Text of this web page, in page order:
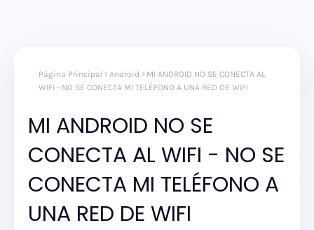
Página Principal Android
MI ANDROID NO SE CONECTA AL
WIFI - NO SE CONECTA MI TELÉFONO A UNA RED DE WIFI
MI ANDROID NO SE
CONECTA AL WIFI - NO SE
CONECTA MI TELÉFONO A
UNA RED DE WIFI